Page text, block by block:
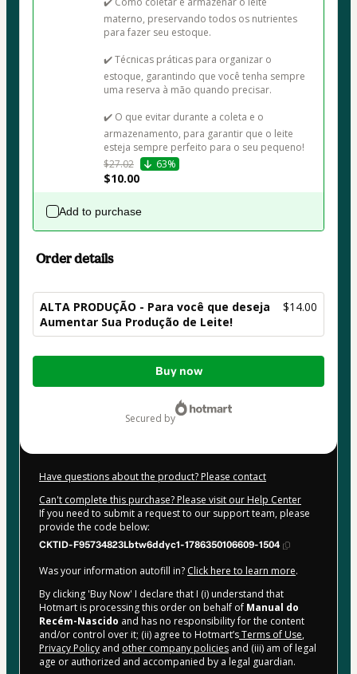
materno, preservando todos os nutrientes
para fazer seu estoque.
✔️ Técnicas práticas para organizar o
estoque, garantindo que você tenha sempre
uma reserva à mão quando precisar.
✔️ O que evitar durante a coleta e o
armazenamento, para garantir que o leite
$27.02
63%
$10.00
Add to purchase
Order details
ALTA PRODUÇÃO - Para você que deseja
Aumentar Sua Produção de Leite!
$14.00
Total
Buy now
secured by
Have questions about the product? Please contact
Can't complete this purchase? Please visit our Help Center
If you need to submit a request to our support team, please
provide the code below:
CKTID-F95734823Lbtw6ddyc1-1786350106609-1504
Was your information autofill in? Click here to learn more.
By clicking 'Buy Now' I declare that I (i) understand that
Hotmart is processing this order on behalf of Manual do
Recém-Nascido and has no responsibility for the content
and/or control over it; (ii) agree to Hotmart’sTerms of Use,
Privacy Policy and other company policies and (iii) am of legal
age or authorized and accompanied by a legal guardian.